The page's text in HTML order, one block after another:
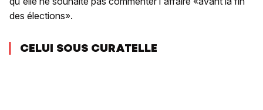
des élections».
CELUI SOUS CURATELLE